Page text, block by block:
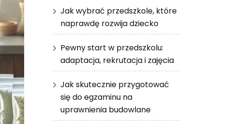
Jak wybrać przedszkole, które
naprawdę rozwija dziecko
Pewny start w przedszkolu:
adaptacja, rekrutacja i zajęcia
Jak skutecznie przygotować
się do egzaminu na
uprawnienia budowlane